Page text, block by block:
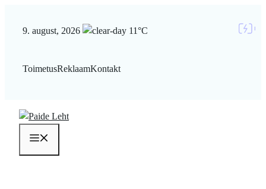
9. august, 2026 11°C
ToimetusReklaamKontakt